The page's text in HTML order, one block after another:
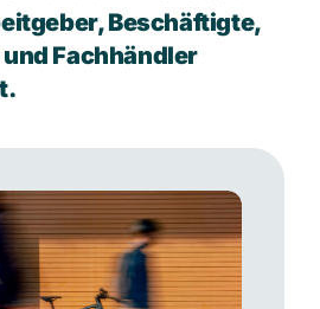
Beschäftigte,
Fachhändler